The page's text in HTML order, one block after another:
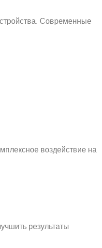
Современные
воздействие на
результаты